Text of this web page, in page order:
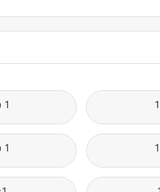
1 ب ترم 2
1 ث ترم 2